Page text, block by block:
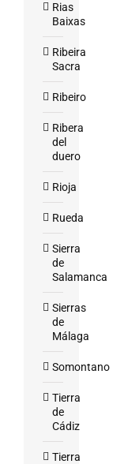
Rias
Baixas
Ribeira
Sacra
Ribeiro
Ribera
del
duero
Rioja
Rueda
Sierra
de
Salamanca
Sierras
de
Málaga
Somontano
Tierra
de
Cádiz
Tierra